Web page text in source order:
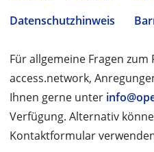
Datenschutzhinweis
Für allgemeine Fragen
access.network,
Ihnen gerne unter
Verfügung. Alternativ
Kontaktformular